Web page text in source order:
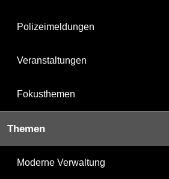
Polizeimeldungen
Veranstaltungen
Fokusthemen
Themen
Moderne Verwaltung